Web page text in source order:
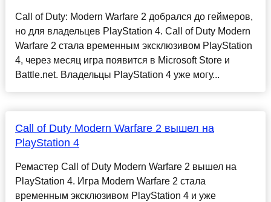
Call of Duty: Modern Warfare 2 добрался до геймеров,
но для владельцев PlayStation 4. Call of Duty Modern
Warfare 2 стала временным эксклюзивом PlayStation
4, через месяц игра появится в Microsoft Store и
Battle.net. Владельцы PlayStation 4 уже могу...
Call of Duty Modern Warfare 2 вышел на
PlayStation 4
Ремастер Call of Duty Modern Warfare 2 вышел на
PlayStation 4. Игра Modern Warfare 2 стала
временным эксклюзивом PlayStation 4 и уже